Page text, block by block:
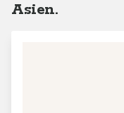
Asien.